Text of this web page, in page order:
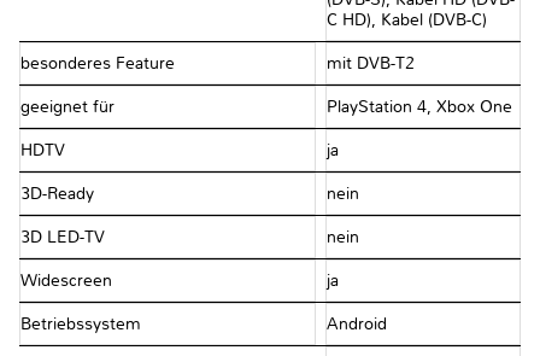
C HD), Kabel (DVB-C)
besonderes Feature mit DVB-T2
geeignet für PlayStation 4, Xbox One
HDTV ja
3D-Ready nein
3D LED-TV nein
Widescreen ja
Betriebssystem Android